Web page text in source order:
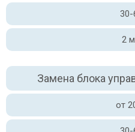
30-
2
Замена блока
от